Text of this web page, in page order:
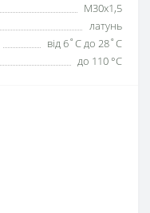
М30x1,5
латунь
від 6˚C до 28˚C
до 110 °C